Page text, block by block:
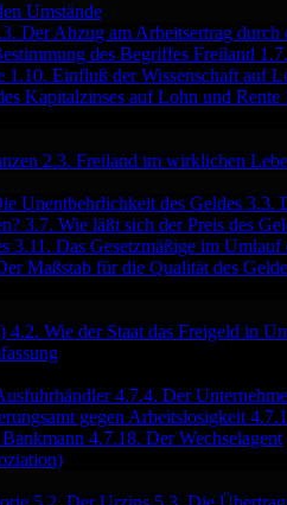
Umstände
Der Abzug am Arbeitsertrag durch
des Begriffes Freiland
1.10. Einfluß der Wissenschaft auf
Kapitalzinses auf Lohn und Rente
2.3. Freiland im wirklichen
Unentbehrlichkeit des Geldes 3.3.
3.7. Wie läßt sich der Preis des
3.11. Das Gesetzmäßige im Umlauf
Maßstab für die Qualität des
4.2. Wie der Staat das Freigeld in
4.7.4. Der
gegen Arbeitslosigkeit
4.7.18. Der Wechselagent